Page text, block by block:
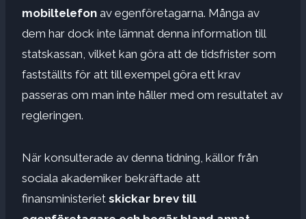
mobiltelefon av egenföretagarna. Många av
dem har dock inte lämnat denna information till
statskassan, vilket kan göra att de tidsfrister som
fastställts för att till exempel göra ett krav
passeras om man inte håller med om resultatet av
regleringen.
När konsulterade av denna tidning, källor från
sociala akademiker bekräftade att
finansministeriet skickar brev till